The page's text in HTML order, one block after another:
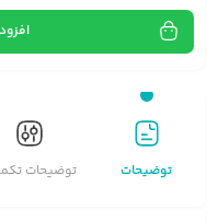
توضیحات توضیحات